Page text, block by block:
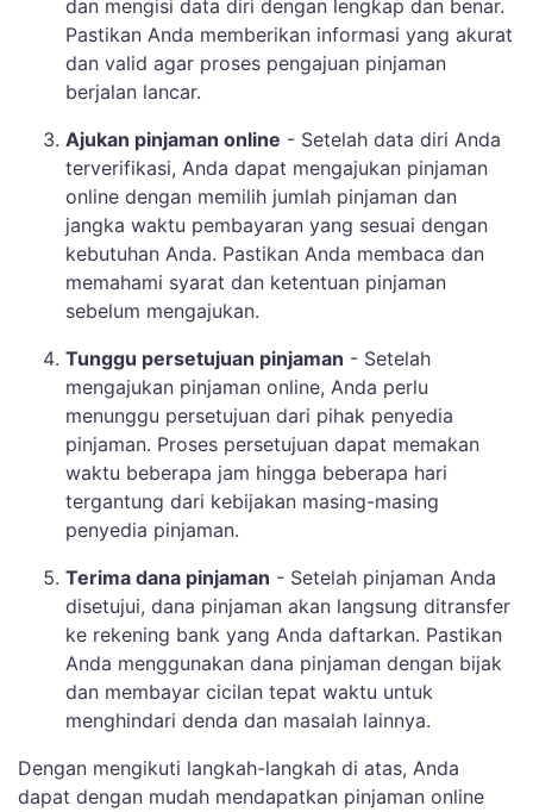
dan mengisi data diri dengan lengkap dan benar.
Pastikan Anda memberikan informasi yang akurat
dan valid agar proses pengajuan pinjaman
berjalan lancar.
Ajukan pinjaman online - Setelah data diri Anda
terverifikasi, Anda dapat mengajukan pinjaman
online dengan memilih jumlah pinjaman dan
jangka waktu pembayaran yang sesuai dengan
kebutuhan Anda. Pastikan Anda membaca dan
memahami syarat dan ketentuan pinjaman
sebelum mengajukan.
Tunggu persetujuan pinjaman - Setelah
mengajukan pinjaman online, Anda perlu
menunggu persetujuan dari pihak penyedia
pinjaman. Proses persetujuan dapat memakan
waktu beberapa jam hingga beberapa hari
tergantung dari kebijakan masing-masing
penyedia pinjaman.
Terima dana pinjaman - Setelah pinjaman Anda
disetujui, dana pinjaman akan langsung ditransfer
ke rekening bank yang Anda daftarkan. Pastikan
Anda menggunakan dana pinjaman dengan bijak
dan membayar cicilan tepat waktu untuk
menghindari denda dan masalah lainnya.
Dengan mengikuti langkah-langkah di atas, Anda
dapat dengan mudah mendapatkan pinjaman online